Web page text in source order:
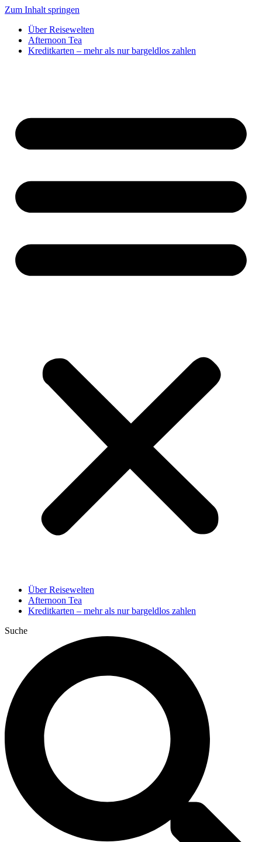
Zum Inhalt springen
Über Reisewelten
Afternoon Tea
Kreditkarten – mehr als nur bargeldlos zahlen
Über Reisewelten
Afternoon Tea
Kreditkarten – mehr als nur bargeldlos zahlen
Suche